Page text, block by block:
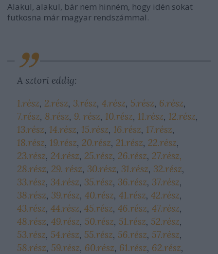
Alakul, alakul, bár nem hinném, hogy idén sokat
futkosna már magyar rendszámmal.
A sztori eddig:
1.rész, 2.rész, 3.rész, 4.rész, 5.rész, 6.rész,
7.rész, 8.rész, 9. rész, 10.rész, 11.rész, 12.rész,
13.rész, 14.rész, 15.rész, 16.rész, 17.rész,
18.rész, 19.rész, 20.rész, 21.rész, 22.rész,
23.rész, 24.rész, 25.rész, 26.rész, 27.rész,
28.rész, 29. rész, 30.rész, 31.rész, 32.rész,
33.rész, 34.rész, 35.rész, 36.rész, 37.rész,
38.rész, 39.rész, 40.rész, 41.rész, 42.rész,
43.rész, 44.rész, 45.rész, 46.rész, 47.rész,
48.rész, 49.rész, 50.rész, 51.rész, 52.rész,
53.rész, 54.rész, 55.rész, 56.rész, 57.rész,
58.rész, 59.rész, 60.rész, 61.rész, 62.rész,